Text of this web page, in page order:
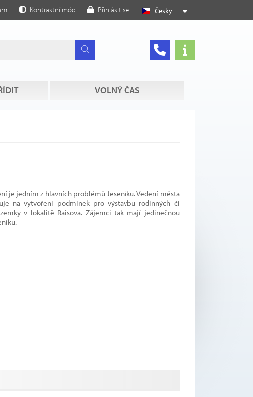
Česky
Kontrastní mód Přihlásit se
VOLNÝ ČAS
je jedním z hlavních problémů Jeseníku. Vedení města
na vytvoření podmínek pro výstavbu rodinných či
v lokalitě Raisova. Zájemci tak mají jedinečnou